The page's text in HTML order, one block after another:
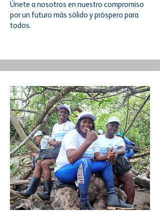
Únete a nosotros en nuestro compromiso
por un futuro más sólido y próspero para
todos.